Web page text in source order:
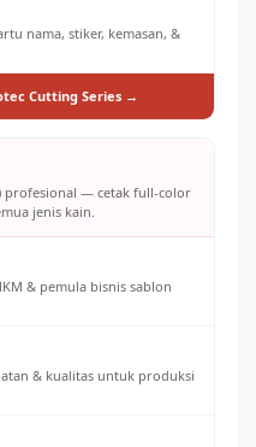
nama, stiker, kemasan, &
Cutting Series →
profesional — cetak full-color
jenis kain.
& pemula bisnis sablon
& kualitas untuk produksi